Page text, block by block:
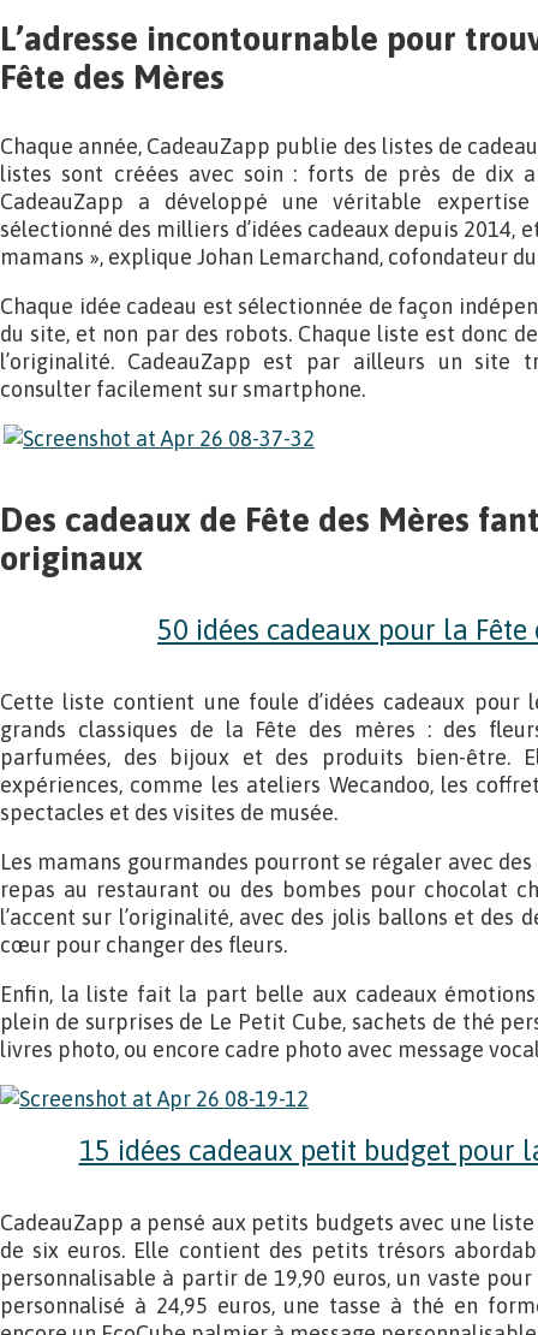
L’adresse incontournable pour
Fête des Mères
Chaque année, CadeauZapp publie des listes de
listes sont créées avec soin : forts de près de dix
CadeauZapp a développé une véritable
sélectionné des milliers d’idées cadeaux depuis 2014,
mamans », explique Johan Lemarchand, cofondateur
Chaque idée cadeau est sélectionnée de façon
du site, et non par des robots. Chaque liste est donc
l’originalité. CadeauZapp est par ailleurs un site
consulter facilement sur smartphone.
Des cadeaux de Fête des Mères
originaux
50 idées cadeaux pour la Fête
Cette liste contient une foule d’idées cadeaux pour
grands classiques de la Fête des mères : des
parfumées, des bijoux et des produits bien-être.
expériences, comme les ateliers Wecandoo, les
spectacles et des visites de musée.
Les mamans gourmandes pourront se régaler avec
repas au restaurant ou des bombes pour chocolat
l’accent sur l’originalité, avec des jolis ballons et des
cœur pour changer des fleurs.
Enfin, la liste fait la part belle aux cadeaux
plein de surprises de Le Petit Cube, sachets de thé
livres photo, ou encore cadre photo avec message
15 idées cadeaux petit budget pour
CadeauZapp a pensé aux petits budgets avec une
de six euros. Elle contient des petits trésors
personnalisable à partir de 19,90 euros, un vaste pour
personnalisé à 24,95 euros, une tasse à thé en